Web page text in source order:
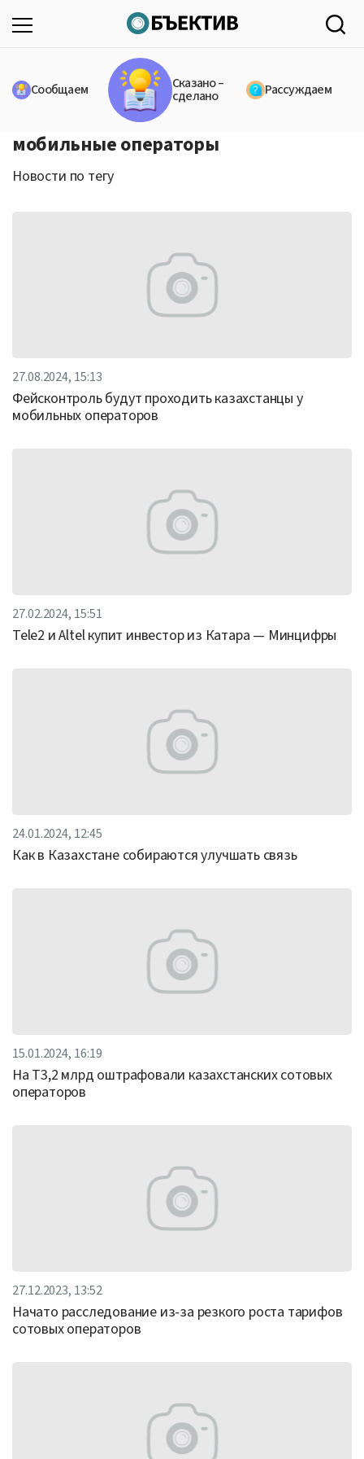
Сообщаем Сказано –
сделано Рассуждаем
мобильные операторы
Новости по тегу
27.08.2024, 15:13
Фейсконтроль будут проходить казахстанцы у
мобильных операторов
27.02.2024, 15:51
Tele2 и Altel купит инвестор из Катара — Минцифры
24.01.2024, 12:45
Как в Казахстане собираются улучшать связь
15.01.2024, 16:19
На Т3,2 млрд оштрафовали казахстанских сотовых
операторов
27.12.2023, 13:52
Начато расследование из-за резкого роста тарифов
сотовых операторов